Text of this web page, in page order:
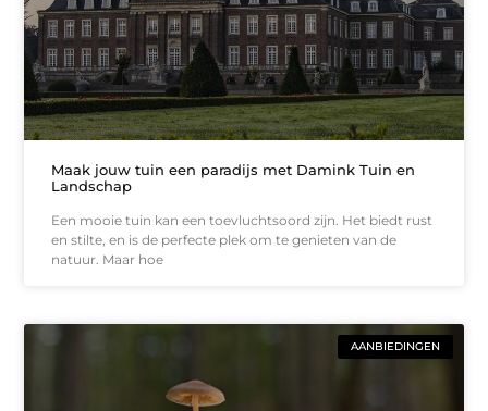
Maak jouw tuin een paradijs met Damink Tuin en
Landschap
Een mooie tuin kan een toevluchtsoord zijn. Het biedt rust
en stilte, en is de perfecte plek om te genieten van de
natuur. Maar hoe
AANBIEDINGEN